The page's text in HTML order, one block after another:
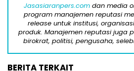
Jasasiaranpers.com dan media
program manajemen reputasi
release untuk institusi,
produk. Manajemen reputasi juga
birokrat, politisi, pengusaha,
BERITA TERKAIT